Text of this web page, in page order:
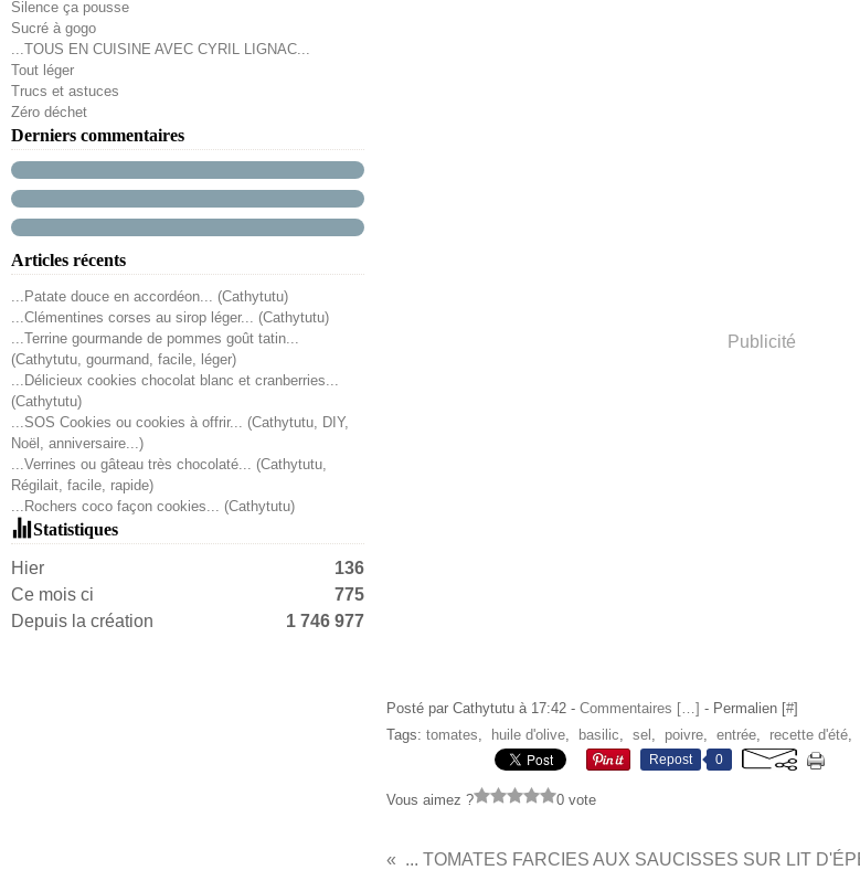
Silence ça pousse
Sucré à gogo
...TOUS EN CUISINE AVEC CYRIL LIGNAC...
Tout léger
Trucs et astuces
Zéro déchet
Derniers commentaires
Articles récents
...Patate douce en accordéon... (Cathytutu)
...Clémentines corses au sirop léger... (Cathytutu)
...Terrine gourmande de pommes goût tatin...
(Cathytutu, gourmand, facile, léger)
...Délicieux cookies chocolat blanc et cranberries...
(Cathytutu)
...SOS Cookies ou cookies à offrir... (Cathytutu, DIY,
Noël, anniversaire...)
...Verrines ou gâteau très chocolaté... (Cathytutu,
Régilait, facile, rapide)
...Rochers coco façon cookies... (Cathytutu)
Statistiques
Hier
136
Ce mois ci
775
Depuis la création
1 746 977
Publicité
Posté par Cathytutu à 17:42 - Commentaires […] - Permalien [#]
Tags: tomates, huile d'olive, basilic, sel , poivre, entrée, recette d'été,
Repost 0
Vous aimez ? 0 vote